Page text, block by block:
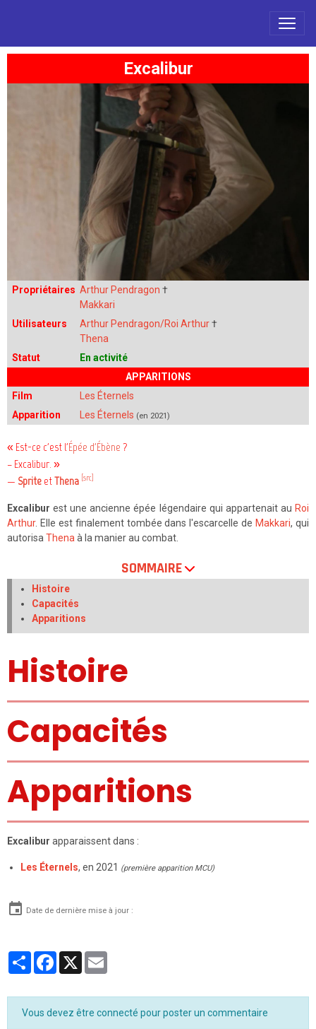
Excalibur
Propriétaires Arthur Pendragon †
Makkari
Utilisateurs
Arthur Pendragon/Roi Arthur†
Thena
Statut
En activité
APPARITIONS
Film
Les Éternels
Apparition
Les Éternels (en 2021)
« Est-ce c'est l'Épée d'Ébène ?
– Excalibur. »
— Sprite etThena [src]
Excalibur est une ancienne épée légendaire qui appartenait au Roi
Arthur. Elle est finalement tombée dans l'escarcelle de Makkari, qui
autorisa Thena à la manier au combat.
SOMMAIRE
Histoire
Capacités
Apparitions
Histoire
Capacités
Apparitions
Excalibur apparaissent dans :
Les Éternels, en 2021 (première apparition MCU)
Date de dernière mise à jour :
PartagerFacebook
X
Vous devez être connecté pour poster un commentaire